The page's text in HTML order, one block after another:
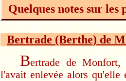
Quelques notes sur les
Bertrade (Berthe) de
Bertrade de Monfort,
l'avait enlevée alors